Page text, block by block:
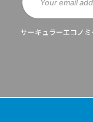
サーキュラーエコノミ